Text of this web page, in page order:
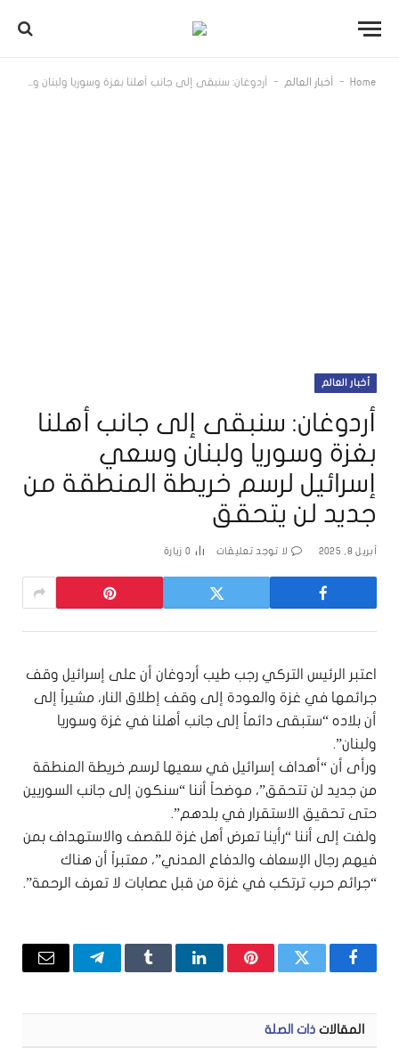
Home
- أخبار العالم - أردوغان: سنبقى إلى جانب أهلنا بغزة وسوريا ولبنان وسعي إسرائيل لرسم خريطة المنطقة من جديد لن يتحقق
أخبار العالم
أردوغان: سنبقى إلى جانب أهلنا
بغزة وسوريا ولبنان وسعي
إسرائيل لرسم خريطة المنطقة من
جديد لن يتحقق
أبريل 8, 2025 لا توجد تعليقات 0 زيارة
اعتبر الرئيس التركي رجب طيب أردوغان أن على إسرائيل وقف
جرائمها في غزة والعودة إلى وقف إطلاق النار، مشيراً إلى
أن بلاده “ستبقى دائماً إلى جانب أهلنا في غزة وسوريا
ولبنان”.
ورأى أن “أهداف إسرائيل في سعيها لرسم خريطة المنطقة
من جديد لن تتحقق”، موضحاً أننا “سنكون إلى جانب السوريين
حتى تحقيق الاستقرار في بلدهم”.
ولفت إلى أننا “رأينا تعرض أهل غزة للقصف والاستهداف بمن
فيهم رجال الإسعاف والدفاع المدني”، معتبراً أن هناك
“جرائم حرب ترتكب في غزة من قبل عصابات لا تعرف الرحمة”.
فيسبوكتويتر بينتيريستلينكدإنTumblrتيلقرامالبريد
المقالات ذات الصلة